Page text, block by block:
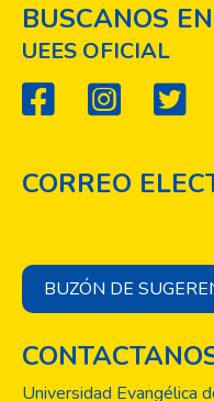
BUSCANOS
UEES OFICIAL
CORREO
BUZÓN DE
Universidad Evangélica